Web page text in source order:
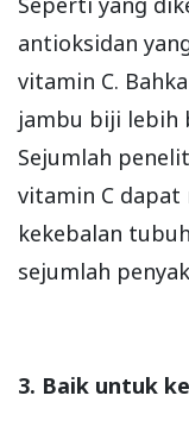
antioksidan
vitamin C.
jambu biji lebih
Sejumlah
vitamin C
kekebalan
sejumlah
3. Baik untuk